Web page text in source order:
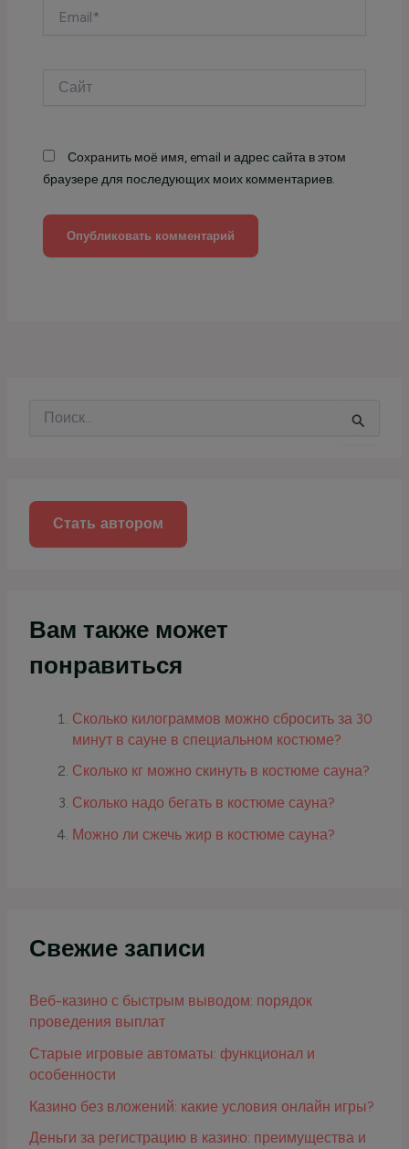
Сохранить моё имя, email и адрес сайта в этом
браузере для последующих моих комментариев.
Стать автором
Вам также может
понравиться
Сколько килограммов можно сбросить за 30
минут в сауне в специальном костюме?
Сколько кг можно скинуть в костюме сауна?
Сколько надо бегать в костюме сауна?
Можно ли сжечь жир в костюме сауна?
Свежие записи
Веб-казино с быстрым выводом: порядок
проведения выплат
Старые игровые автоматы: функционал и
особенности
Казино без вложений: какие условия онлайн игры?
Деньги за регистрацию в казино: преимущества и